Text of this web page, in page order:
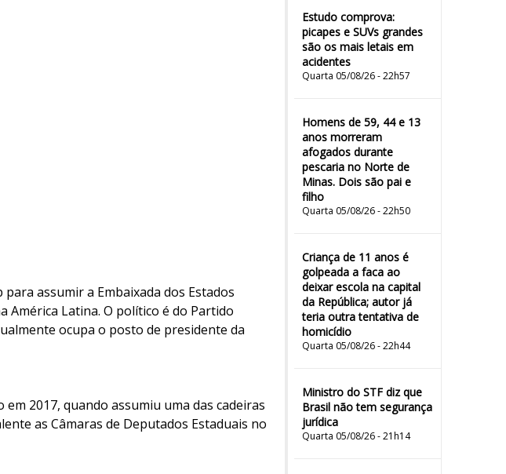
Estudo comprova:
picapes e SUVs grandes
são os mais letais em
acidentes
Quarta 05/08/26 - 22h57
Homens de 59, 44 e 13
anos morreram
afogados durante
pescaria no Norte de
Minas. Dois são pai e
filho
Quarta 05/08/26 - 22h50
Criança de 11 anos é
golpeada a faca ao
deixar escola na capital
da República; autor já
teria outra tentativa de
homicídio
Quarta 05/08/26 - 22h44
Ministro do STF diz que
Brasil não tem segurança
jurídica
Quarta 05/08/26 - 21h14
assumir a Embaixada dos Estados
América Latina. O político é do Partido
ocupa o posto de presidente da
2017, quando assumiu uma das cadeiras
as Câmaras de Deputados Estaduais no